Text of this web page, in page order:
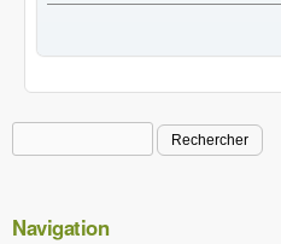
Formulaire de recherche
Navigation